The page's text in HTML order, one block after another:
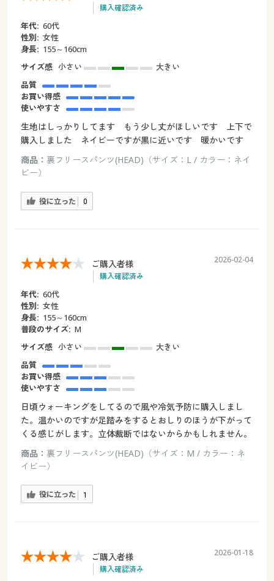
購入確認済み
年代: 60代
性別: 女性
身長: 155～160cm
サイズ感 小さい
大きい
品質
お買い得感
使いやすさ
生地はしっかりしてます もう少し丈がほしいです 上下で
購入しました ネイビーですが黒に近いです 暖かいです
商品： 裏フリースパンツ(HEAD)（サイズ：L / カラー：ネイ
ビー）
役に立った 0
ご購入者様
購入確認済み
2026-02-04
年代: 60代
性別: 女性
身長: 155～160cm
普段のサイズ: M
サイズ感 小さい
大きい
品質
お買い得感
使いやすさ
日頃ウォーキングをしてるので風や冷気予防に購入しまし
た。温かいのですが足踏みをするとおしりのほうが下がって
くる感じがします。立体裁断ではないからかもしれません。
商品： 裏フリースパンツ(HEAD)（サイズ：M / カラー：ネ
イビー）
役に立った 1
ご購入者様
購入確認済み
2026-01-18